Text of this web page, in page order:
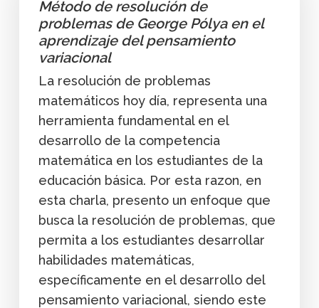
Método de resolución de
problemas de George Pólya en el
aprendizaje del pensamiento
variacional
La resolución de problemas
matemáticos hoy día, representa una
herramienta fundamental en el
desarrollo de la competencia
matemática en los estudiantes de la
educación básica. Por esta razon, en
esta charla, presento un enfoque que
busca la resolución de problemas, que
permita a los estudiantes desarrollar
habilidades matemáticas,
específicamente en el desarrollo del
pensamiento variacional, siendo este